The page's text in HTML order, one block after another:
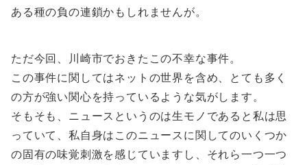
ある種の負の連鎖かもしれませんが。
ただ今回、川崎市でおきたこの不幸な事件。
この事件に関してはネットの世界を含め、とても多く
の方が強い関心を持っているような気がします。
そもそも、ニュースというのは生モノであると私は思
っていて、私自身はこのニュースに関してのいくつか
の固有の味覚刺激を感じていますし、それら一つ一つ